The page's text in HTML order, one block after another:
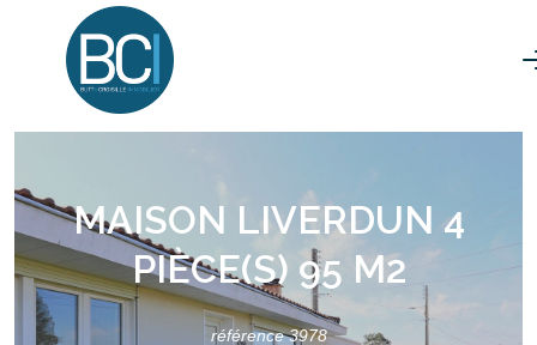
MAISON LIVERDUN 4
PIÈCE(S) 95 M2
référence 3978